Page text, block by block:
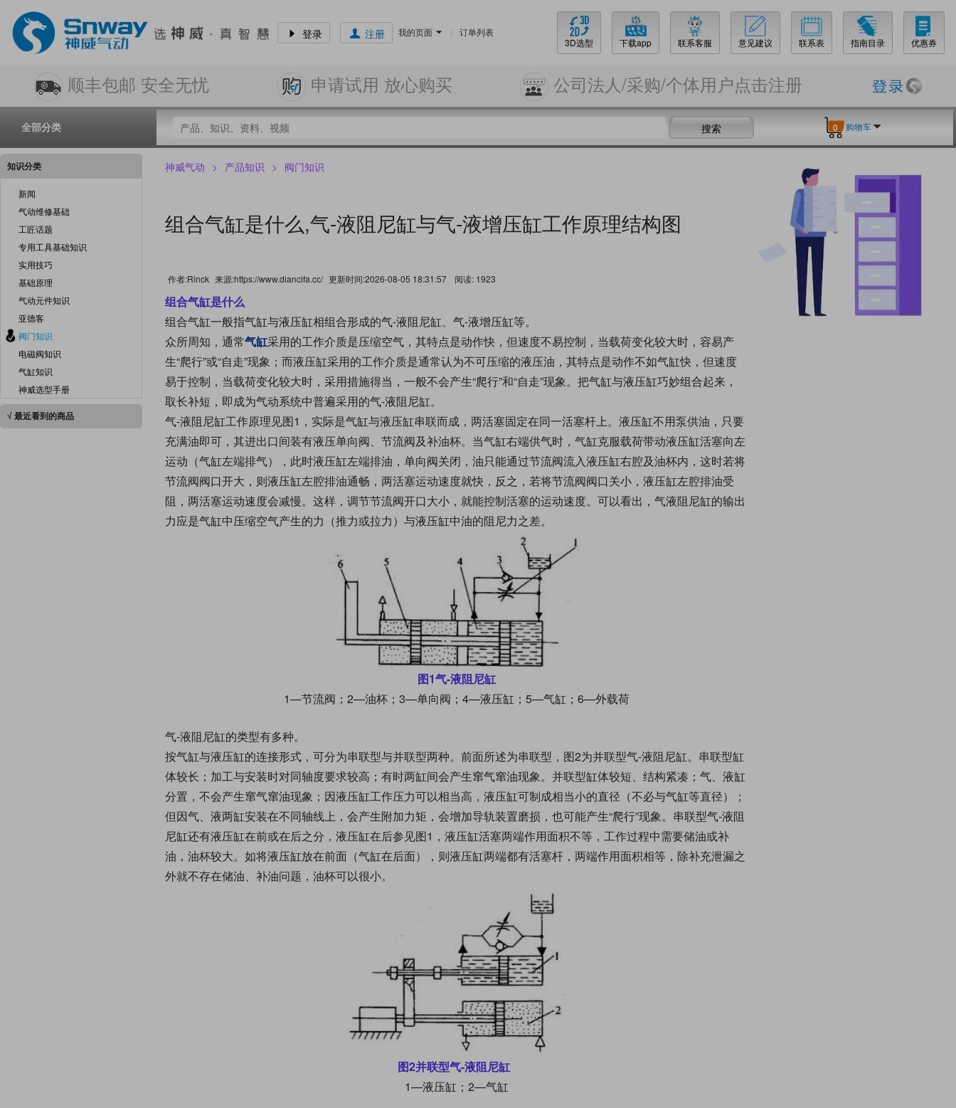
登录 注册 我的页面 |
订单列表
3D选型
下载app 联系客服 意见建议 联系表 指南目录 优惠券
顺丰包邮 安全无忧 申请试用 放心购买 公司法人/采购/个体用户点击注册
全部分类 搜索 0 购物车
知识分类
新闻
气动维修基础
工匠话题
专用工具基础知识
实用技巧
基础原理
气动元件知识
亚德客
阀门知识
电磁阀知识
气缸知识
神威选型手册
√ 最近看到的商品
神威气动 > 产品知识 > 阀门知识
组合气缸是什么,气-液阻尼缸与气-液增压缸工作原理结构图
作者:Rinck 来源:https://www.diancifa.cc/ 更新时间:2026-08-05 18:31:57 阅读: 1923
组合气缸是什么
组合气缸一般指气缸与液压缸相组合形成的气-液阻尼缸、气-液增压缸等。
众所周知，通常气缸采用的工作介质是压缩空气，其特点是动作快，但速度不易控制，当载荷变化较大时，容易产
生“爬行”或“自走”现象；而液压缸采用的工作介质是通常认为不可压缩的液压油，其特点是动作不如气缸快，但速度
易于控制，当载荷变化较大时，采用措施得当，一般不会产生“爬行”和“自走”现象。把气缸与液压缸巧妙组合起来，
取长补短，即成为气动系统中普遍采用的气-液阻尼缸。
气-液阻尼缸工作原理见图1，实际是气缸与液压缸串联而成，两活塞固定在同一活塞杆上。液压缸不用泵供油，只要
充满油即可，其进出口间装有液压单向阀、节流阀及补油杯。当气缸右端供气时，气缸克服载荷带动液压缸活塞向左
运动（气缸左端排气），此时液压缸左端排油，单向阀关闭，油只能通过节流阀流入液压缸右腔及油杯内，这时若将
节流阀阀口开大，则液压缸左腔排油通畅，两活塞运动速度就快，反之，若将节流阀阀口关小，液压缸左腔排油受
阻，两活塞运动速度会减慢。这样，调节节流阀开口大小，就能控制活塞的运动速度。可以看出，气液阻尼缸的输出
力应是气缸中压缩空气产生的力（推力或拉力）与液压缸中油的阻尼力之差。
图1气-液阻尼缸
1—节流阀；2—油杯；3—单向阀；4—液压缸；5—气缸；6—外载荷
气-液阻尼缸的类型有多种。
按气缸与液压缸的连接形式，可分为串联型与并联型两种。前面所述为串联型，图2为并联型气-液阻尼缸。串联型缸
体较长；加工与安装时对同轴度要求较高；有时两缸间会产生窜气窜油现象。并联型缸体较短、结构紧凑；气、液缸
分置，不会产生窜气窜油现象；因液压缸工作压力可以相当高，液压缸可制成相当小的直径（不必与气缸等直径）；
但因气、液两缸安装在不同轴线上，会产生附加力矩，会增加导轨装置磨损，也可能产生“爬行”现象。串联型气-液阻
尼缸还有液压缸在前或在后之分，液压缸在后参见图1，液压缸活塞两端作用面积不等，工作过程中需要储油或补
油，油杯较大。如将液压缸放在前面（气缸在后面），则液压缸两端都有活塞杆，两端作用面积相等，除补充泄漏之
外就不存在储油、补油问题，油杯可以很小。
图2并联型气-液阻尼缸
1—液压缸；2—气缸